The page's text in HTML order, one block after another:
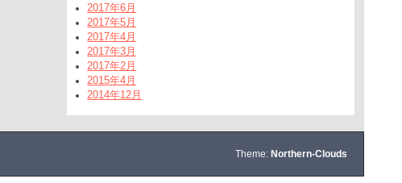
2017年6月
2017年5月
2017年4月
2017年3月
2017年2月
2015年4月
2014年12月
Theme: Northern-Clouds